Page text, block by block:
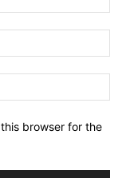
browser for the